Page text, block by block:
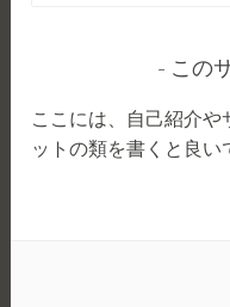
この
ここには、自己紹介
ットの類を書くと良い